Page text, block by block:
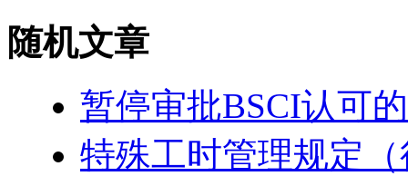
随机文章
暂停审批BSCI认可
特殊工时管理规定